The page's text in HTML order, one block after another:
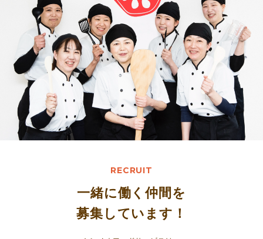
RECRUIT
一緒に働く仲間を
募集しています！